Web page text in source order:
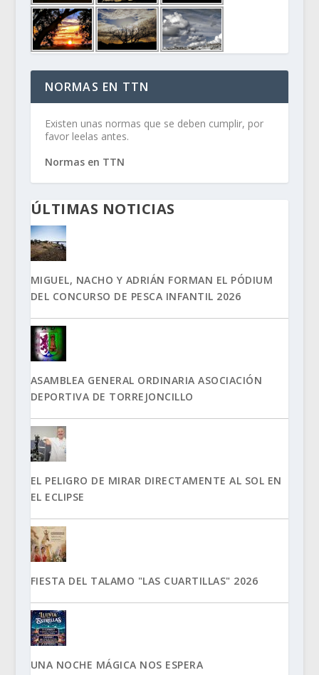
NORMAS EN TTN
Existen unas normas que se deben cumplir, por
favor leelas antes.
Normas en TTN
ÚLTIMAS NOTICIAS
MIGUEL, NACHO Y ADRIÁN FORMAN EL PÓDIUM
DEL CONCURSO DE PESCA INFANTIL 2026
ASAMBLEA GENERAL ORDINARIA ASOCIACIÓN
DEPORTIVA DE TORREJONCILLO
EL PELIGRO DE MIRAR DIRECTAMENTE AL SOL EN
EL ECLIPSE
FIESTA DEL TALAMO "LAS CUARTILLAS" 2026
UNA NOCHE MÁGICA NOS ESPERA